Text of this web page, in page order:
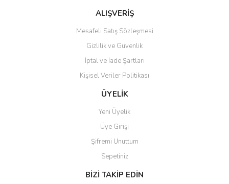
ALIŞVERİŞ
Mesafeli Satış Sözleşmesi
Gizlilik ve Güvenlik
İptal ve İade Şartları
Kişisel Veriler Politikası
ÜYELİK
Yeni Üyelik
Üye Girişi
Şifremi Unuttum
Sepetiniz
BİZİ TAKİP EDİN